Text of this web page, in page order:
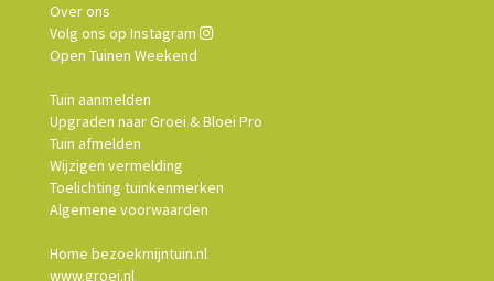
Over ons
Volg ons op Instagram
Open Tuinen Weekend
Tuin aanmelden
Upgraden naar Groei & Bloei Pro
Tuin afmelden
Wijzigen vermelding
Toelichting tuinkenmerken
Algemene voorwaarden
Home bezoekmijntuin.nl
www.groei.nl